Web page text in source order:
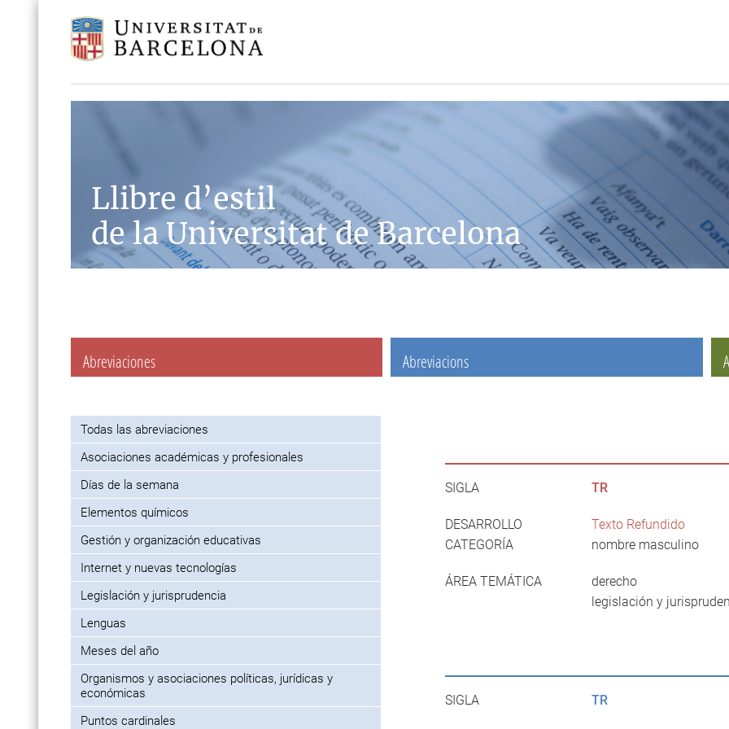
Llibre d’estil
de la Universitat de Barcelona
Abreviaciones Abreviacions
Todas las abreviaciones
Asociaciones académicas y profesionales
Días de la semana
Elementos químicos
Gestión y organización educativas
Internet y nuevas tecnologías
Legislación y jurisprudencia
Lenguas
Meses del año
Organismos y asociaciones políticas, jurídicas y
económicas
Puntos cardinales
SIGLA TR
DESARROLLO
Texto Refundido
CATEGORÍA
nombre masculino
ÁREA TEMÁTICA
derecho
legislación y
SIGLA TR